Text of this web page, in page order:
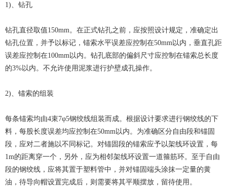
1)、钻孔
钻孔直径取值150mm。在正式钻孔之前，应按照设计规定，准确定出
钻孔位置，并予以标记，锚索水平误差应控制在50mm以内，垂直孔距
误差应控制在100mm以内。钻孔底部的偏斜尺寸应控制在锚索总长度
的3%以内。不允许使用泥浆进行护壁成孔操作。
2)、锚索的组装
每条锚索均由4束7φ5钢绞线组装而成。根据设计要求进行钢绞线的下
料，每股长度误差均应控制在50mm以内。为准确区分自由段和锚固
段，应对二者施以不同标记。对锚固段的锚索应予以架线环设置，每
1m的距离穿一个，另外，应为相邻架线环设置一道箍筋环。至于自由
段的钢绞线，应将其置于塑料管中，并对锚固端头涂抹一定量的黄
油，待导向帽设置完成后，则需要将其平顺摆放，留待使用。